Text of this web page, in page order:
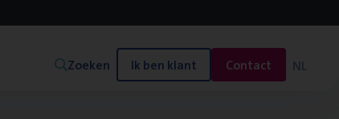
Zoeken Ik ben klant Contact NL